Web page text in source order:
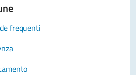
frequenti